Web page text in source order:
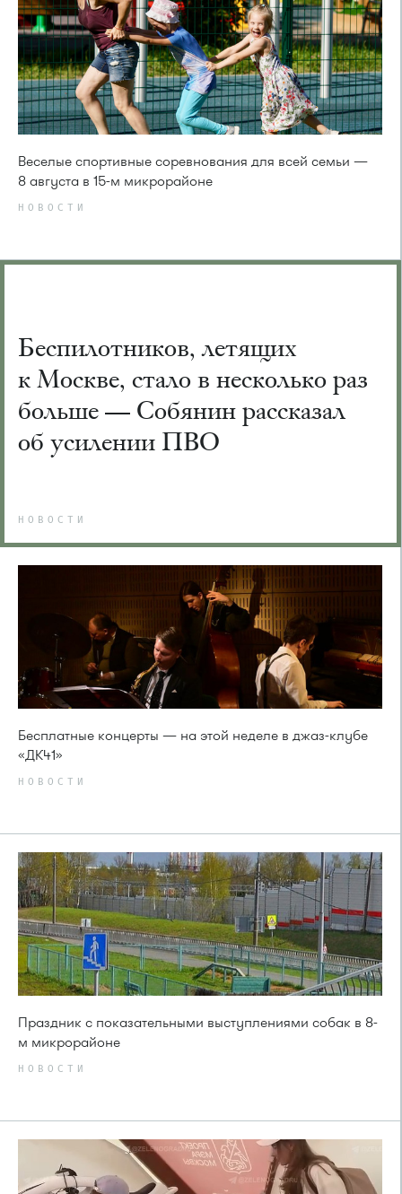
Веселые спортивные соревнования для всей семьи —
8 августа в 15-м микрорайоне
НОВОСТИ
Беспилотников, летящих
к Москве, стало в несколько раз
больше — Собянин рассказал
об усилении ПВО
НОВОСТИ
Бесплатные концерты — на этой неделе в джаз-клубе
«ДК41»
НОВОСТИ
Праздник с показательными выступлениями собак в 8-
м микрорайоне
НОВОСТИ